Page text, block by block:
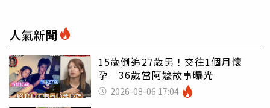
人氣新聞
15歲倒追27歲男！交往1個月懷
孕 36歲當阿嬤故事曝光
2026-08-06 17:04